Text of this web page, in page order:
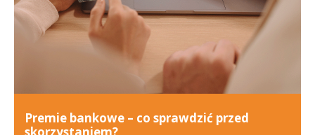
Premie bankowe – co sprawdzić przed